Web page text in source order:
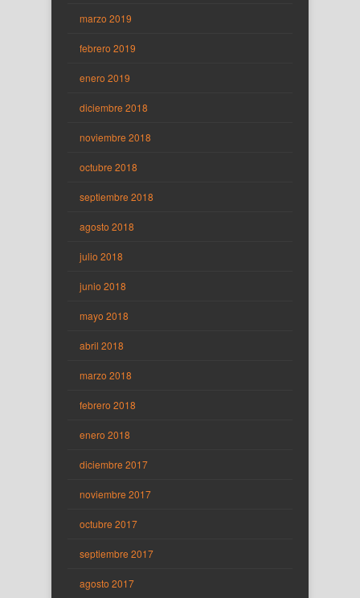
marzo 2019
febrero 2019
enero 2019
diciembre 2018
noviembre 2018
octubre 2018
septiembre 2018
agosto 2018
julio 2018
junio 2018
mayo 2018
abril 2018
marzo 2018
febrero 2018
enero 2018
diciembre 2017
noviembre 2017
octubre 2017
septiembre 2017
agosto 2017